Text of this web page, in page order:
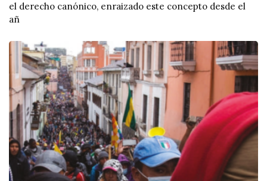
el derecho canónico, enraizado este concepto desde el
añ